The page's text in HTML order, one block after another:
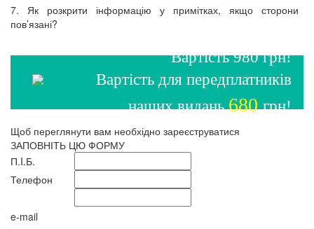
7. Як розкрити інформацію у примітках, якщо сторони
пов’язані?
Вартість 980 грн!
Вартість для передплатників
наших видань680грн!
Щоб переглянути вам необхідно зареєструватися
ЗАПОВНІТЬ ЦЮ ФОРМУ
П.I.Б.
Телефон
e-mail